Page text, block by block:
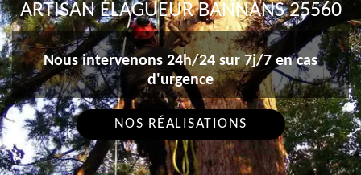
ARTISAN ÉLAGUEUR BANNANS 25560
Nous intervenons 24h/24 sur 7j/7 en cas
d'urgence
NOS RÉALISATIONS